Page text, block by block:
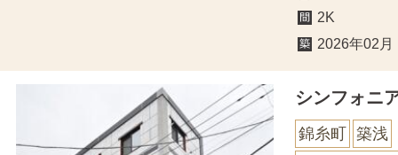
2K
2026年02月
シンフォニ
錦糸町
築浅